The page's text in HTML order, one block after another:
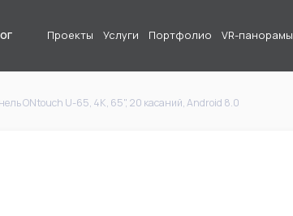
Проекты Услуги Портфолио VR-панорамы
ONtouch U-65, 4К, 65", 20 касаний, Android 8.0